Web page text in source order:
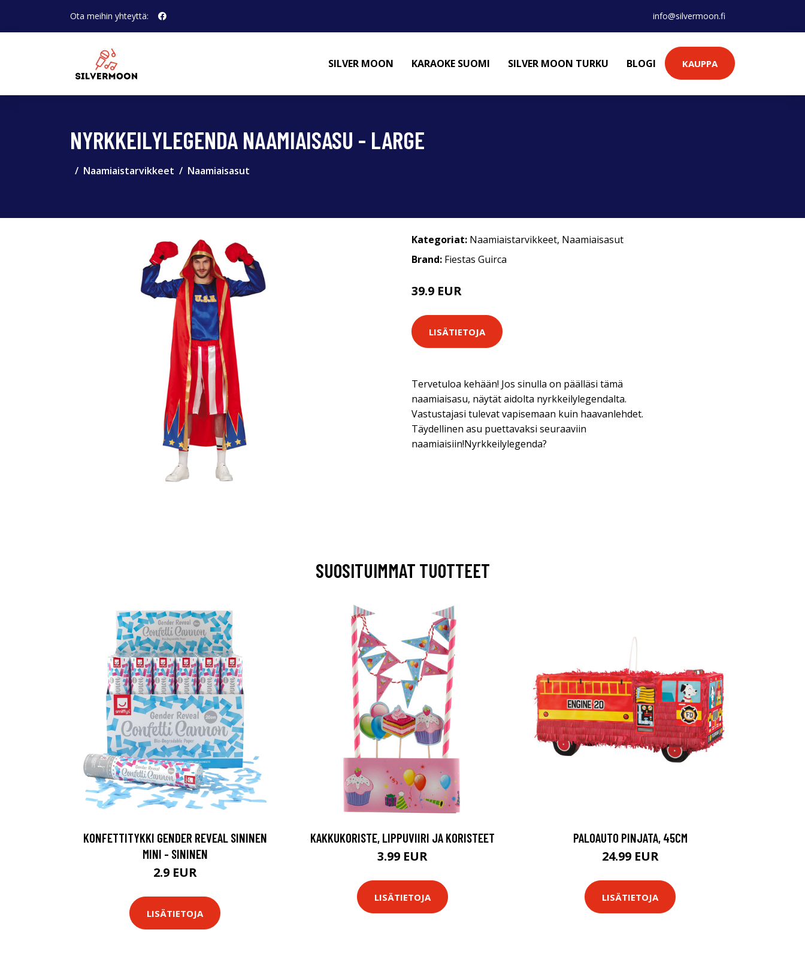
Ota meihin yhteyttä: info@silvermoon.fi
SILVER MOON KARAOKE SUOMI SILVER MOON TURKU BLOGI KAUPPA
NYRKKEILYLEGENDA NAAMIAISASU - LARGE
Naamiaistarvikkeet Naamiaisasut
Kategoriat: Naamiaistarvikkeet, Naamiaisasut
Brand: Fiestas Guirca
39.9 EUR
LISÄTIETOJA
Tervetuloa kehään! Jos sinulla on päälläsi tämä
naamiaisasu, näytät aidolta nyrkkeilylegendalta.
Vastustajasi tulevat vapisemaan kuin haavanlehdet.
Täydellinen asu puettavaksi seuraaviin
naamiaisiin!Nyrkkeilylegenda?
SUOSITUIMMAT TUOTTEET
KONFETTITYKKI GENDER REVEAL SININEN
MINI - SININEN
2.9 EUR
LISÄTIETOJA
KAKKUKORISTE, LIPPUVIIRI JA KORISTEET
3.99 EUR
LISÄTIETOJA
PALOAUTO PINJATA, 45CM
24.99 EUR
LISÄTIETOJA